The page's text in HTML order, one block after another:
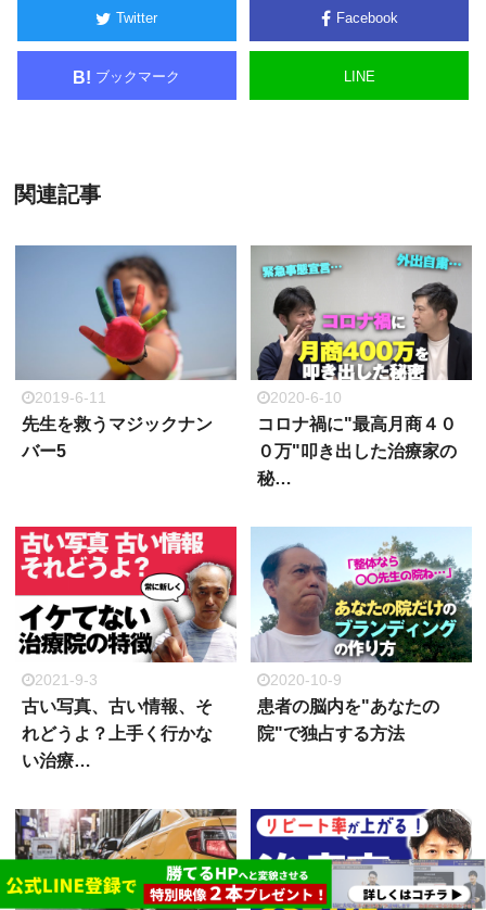
Twitter Facebook
B! ブックマーク LINE
関連記事
2019-6-11
先生を救うマジックナン
バー5
2020-6-10
コロナ禍に"最高月商４０
０万"叩き出した治療家の
秘…
2021-9-3
古い写真、古い情報、そ
れどうよ？上手く行かな
い治療…
2020-10-9
患者の脳内を"あなたの
院"で独占する方法